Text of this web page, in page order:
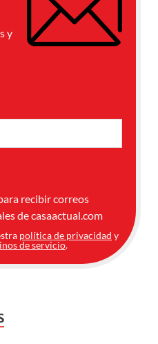
y
recibir correos
de casaactual.com
política de privacidad y
de servicio.